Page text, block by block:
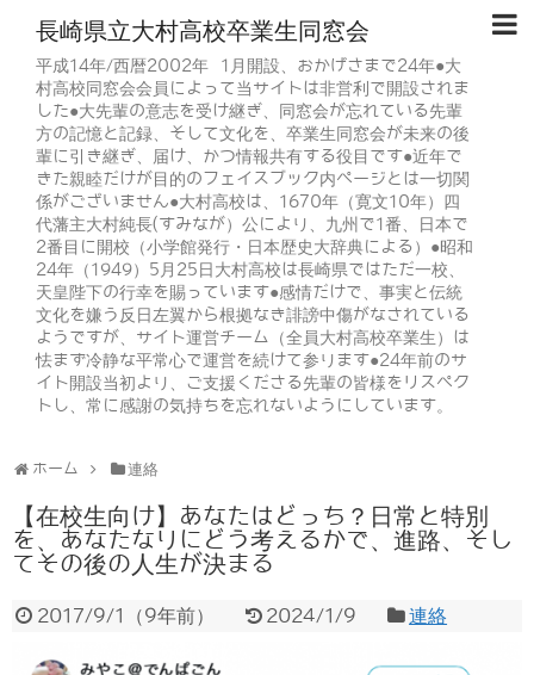
長崎県立大村高校卒業生同窓会
平成14年/西暦2002年 1月開設、おかげさまで24年●大
村高校同窓会会員によって当サイトは非営利で開設されま
した●大先輩の意志を受け継ぎ、同窓会が忘れている先輩
方の記憶と記録、そして文化を、卒業生同窓会が未来の後
輩に引き継ぎ、届け、かつ情報共有する役目です●近年で
きた親睦だけが目的のフェイスブック内ページとは一切関
係がございません●大村高校は、1670年（寛文10年）四
代藩主大村純長(すみなが）公により、九州で1番、日本で
2番目に開校（小学館発行・日本歴史大辞典による）●昭和
24年（1949）5月25日大村高校は長崎県ではただ一校、
天皇陛下の行幸を賜っています●感情だけで、事実と伝統
文化を嫌う反日左翼から根拠なき誹謗中傷がなされている
ようですが、サイト運営チーム（全員大村高校卒業生）は
怯まず冷静な平常心で運営を続けて参ります●24年前のサ
イト開設当初より、ご支援くださる先輩の皆様をリスペク
トし、常に感謝の気持ちを忘れないようにしています。
ホーム 連絡
【在校生向け】あなたはどっち？日常と特別
を、あなたなりにどう考えるかで、進路、そし
てその後の人生が決まる
2017/9/1 （9年前） 2024/1/9 連絡